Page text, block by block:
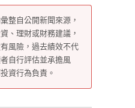
整自公開新聞來源，
、理財或財務建議，
風險，過去績效不代
自行評估並承擔風
資行為負責。